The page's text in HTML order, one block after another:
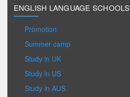
ENGLISH LANGUAGE SCHOOLS
Promotion
Summer camp
Study in UK
Study in US
Study in AUS